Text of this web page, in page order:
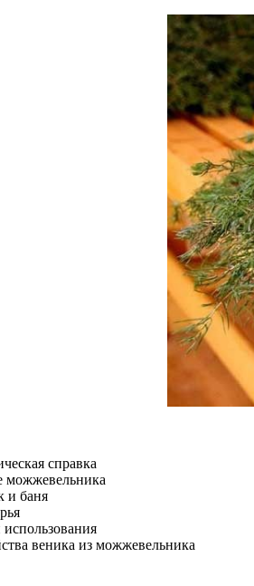
справка
можжевельника
и баня
веника из можжевельника